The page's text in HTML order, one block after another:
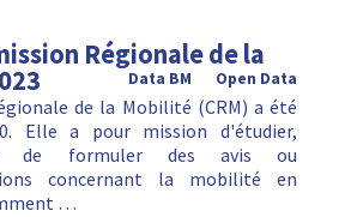
Régionale de la
Open Data
Data BM
de la Mobilité (CRM) a été
Elle a pour mission d'étudier,
de formuler des avis ou
concernant la mobilité en
…